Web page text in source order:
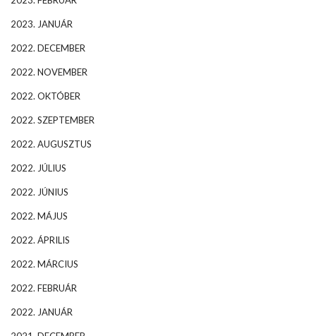
2023. JANUÁR
2022. DECEMBER
2022. NOVEMBER
2022. OKTÓBER
2022. SZEPTEMBER
2022. AUGUSZTUS
2022. JÚLIUS
2022. JÚNIUS
2022. MÁJUS
2022. ÁPRILIS
2022. MÁRCIUS
2022. FEBRUÁR
2022. JANUÁR